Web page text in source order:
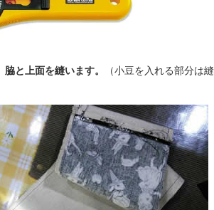
と上面を縫います。 （小豆を入れる部分は